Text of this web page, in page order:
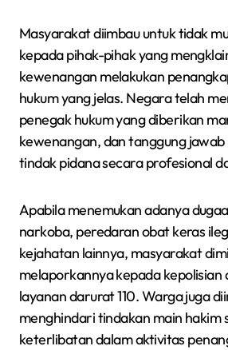
Masyarakat diimbau untuk tidak
kepada pihak-pihak yang
kewenangan melakukan
hukum yang jelas. Negara telah
penegak hukum yang diberikan
kewenangan, dan tanggung
tindak pidana secara profesional
Apabila menemukan adanya
narkoba, peredaran obat keras
kejahatan lainnya, masyarakat
melaporkannya kepada kepolisian
layanan darurat 110. Warga juga
menghindari tindakan main hakim
keterlibatan dalam aktivitas